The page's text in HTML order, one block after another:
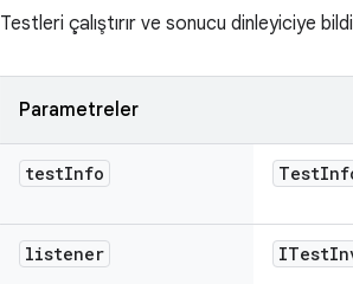
Testleri çalıştırır ve sonucu dinleyiciye
Parametreler
testInfo Test
listener ITest